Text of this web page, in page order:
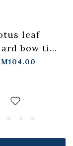
leaf
bow tie
strap
order